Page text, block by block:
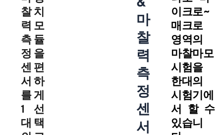
찰
력
측
정
센
서
를
1
대
치
모
듈
을
편
하
게
선
택
마
찰
력
측
정
센
서
이크로~
매크로
영역의
마찰마모
시험을
한대의
시험기에
서 할 수
있습니